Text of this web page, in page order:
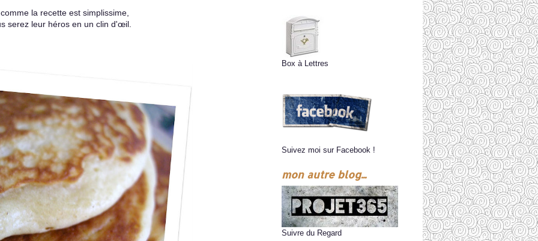
la recette est simplissime,
serez leur héros en un clin d'œil.
Box à Lettres
Suivez moi sur Facebook !
mon autre blog...
Suivre du Regard